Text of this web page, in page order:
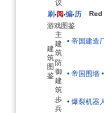
议
刷•阅•编•历
游戏图鉴
建
筑
图
鉴
主
建
筑
• 帝国建造
防
御
建
筑
• 帝国围墙
步
兵
• 爆裂机器